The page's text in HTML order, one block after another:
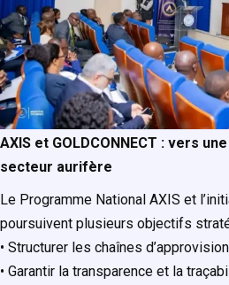
AXIS et GOLDCONNECT : vers
secteur aurifère
Le Programme National AXIS et
poursuivent plusieurs objectifs
• Structurer les chaînes
• Garantir la transparence et la